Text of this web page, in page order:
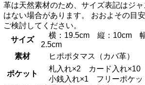
革は天然素材のため、サイズ表記はジ
はない場合があります。 おおよその目
ご検討してください。
サイズ
横：19.5cm 縦：10cm 幅
2.5cm
素材
ヒポポタマス（カバ革）
ポケット
札入れ×2 カード入れ×10
小銭入れ×1 フリーポケッ